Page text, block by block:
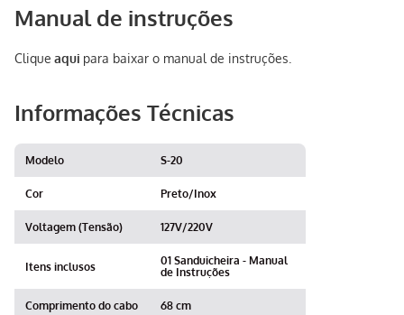
Manual de instruções
Clique aqui para baixar o manual de instruções.
Informações Técnicas
Modelo S-20
Cor Preto/Inox
Voltagem (Tensão) 127V/220V
Itens inclusos
01 Sanduicheira - Manual
de Instruções
Comprimento do cabo 68 cm